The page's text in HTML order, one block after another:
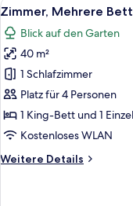
(Kids
Playground
View)
Fotos
für
Zimmer,
Mehrere
Betten
(Kids
Theme,
Access)
13
Zimmer, Mehrere
Blick auf den Garten
40 m²
1 Schlafzimmer
Platz für 4 Personen
1 King-Bett und 1
Kostenloses WLAN
Weitere Details
Weitere